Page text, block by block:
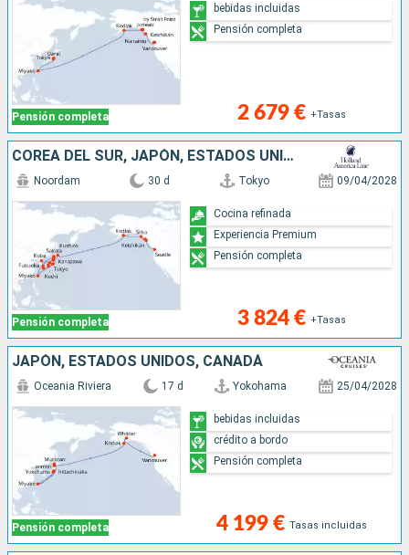
Pensión completa 2 679 € +Tasas
bebidas incluidas
Pensión completa
COREA DEL SUR, JAPÓN, ESTADOS UNIDOS
Pensión completa
Noordam 30 d Tokyo 09/04/2028
3 824 € +Tasas
Cocina refinada
Experiencia Premium
Pensión completa
JAPÓN, ESTADOS UNIDOS, CANADÁ
Pensión completa
Oceania Riviera 17 d Yokohama 25/04/2028
4 199 € Tasas incluidas
bebidas incluidas
crédito a bordo
Pensión completa